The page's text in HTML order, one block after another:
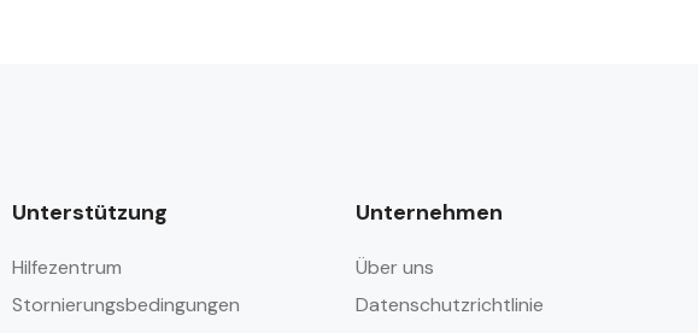
Unterstützung
Hilfezentrum
Stornierungsbedingungen
Unternehmen
Über uns
Datenschutzrichtlinie